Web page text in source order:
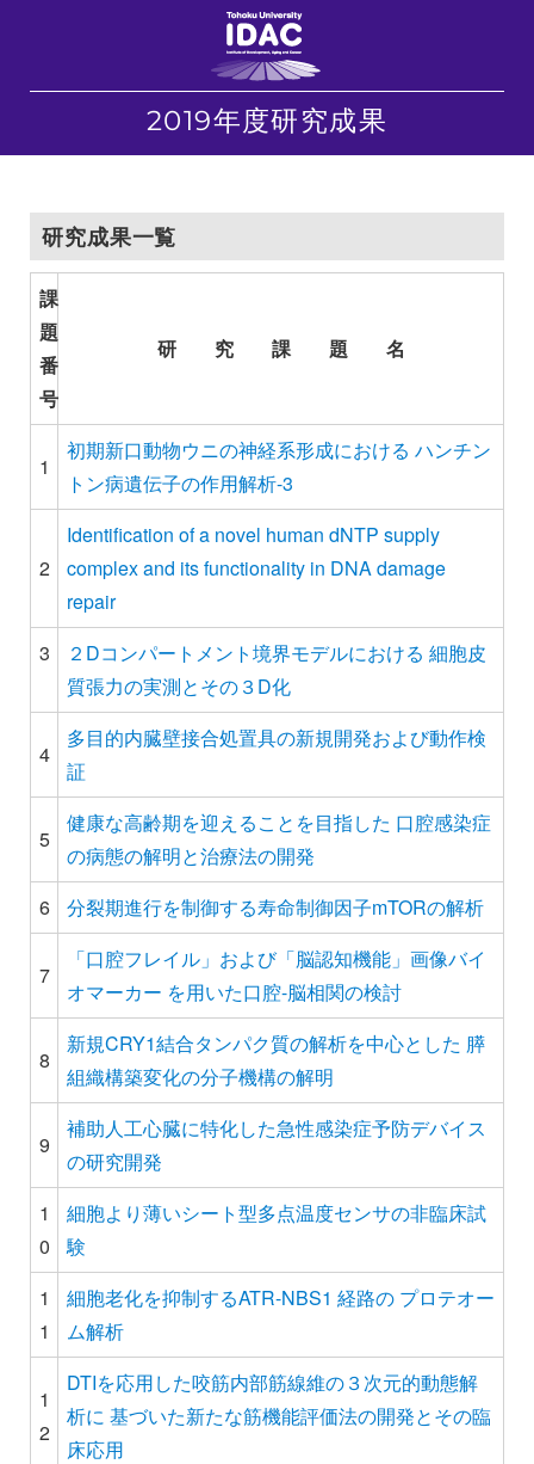
2019年度研究成果
研究成果一覧
課
題
番
号
研 究 課 題 名
1
初期新口動物ウニの神経系形成における ハンチン
トン病遺伝子の作用解析-3
2
Identification of a novel human dNTP supply
complex and its functionality in DNA damage
repair
3
２Dコンパートメント境界モデルにおける 細胞皮
質張力の実測とその３D化
4
多目的内臓壁接合処置具の新規開発および動作検
証
5
健康な高齢期を迎えることを目指した 口腔感染症
の病態の解明と治療法の開発
6
分裂期進行を制御する寿命制御因子mTORの解析
7
「口腔フレイル」および「脳認知機能」画像バイ
オマーカー を用いた口腔-脳相関の検討
8
新規CRY1結合タンパク質の解析を中心とした 膵
組織構築変化の分子機構の解明
9
補助人工心臓に特化した急性感染症予防デバイス
の研究開発
1
0
細胞より薄いシート型多点温度センサの非臨床試
験
1
1
細胞老化を抑制するATR-NBS1 経路の プロテオー
ム解析
1
2
DTIを応用した咬筋内部筋線維の３次元的動態解
析に 基づいた新たな筋機能評価法の開発とその臨
床応用